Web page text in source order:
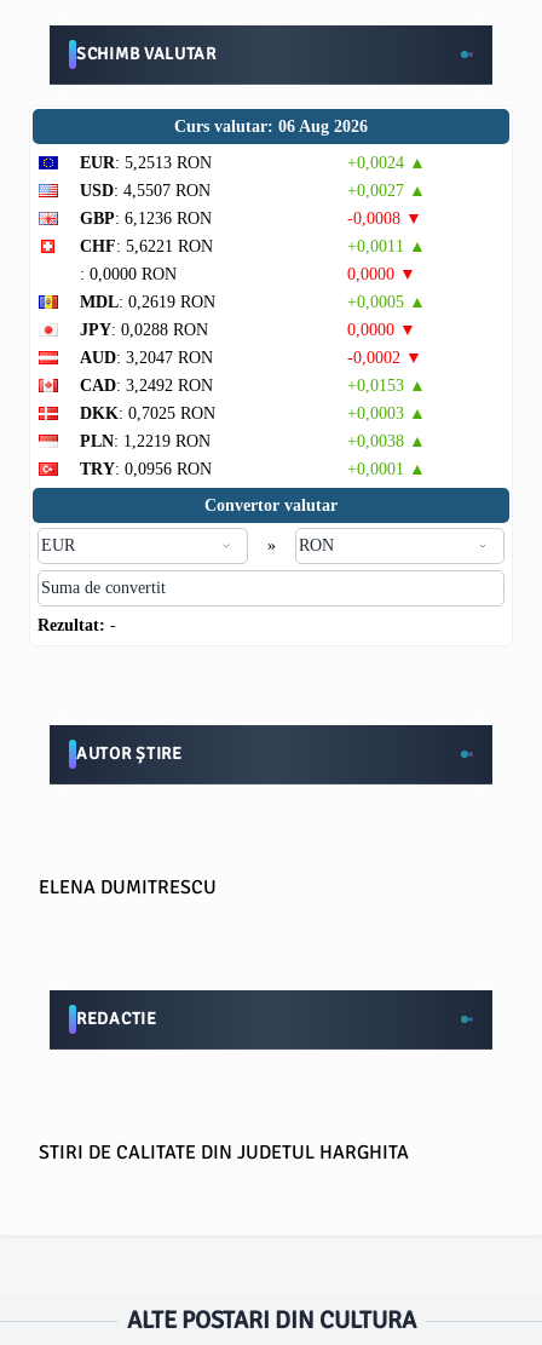
SCHIMB VALUTAR
Curs valutar: 06 Aug 2026
EUR: 5,2513 RON
+0,0024 ▲
USD: 4,5507 RON
+0,0027 ▲
GBP: 6,1236 RON
-0,0008 ▼
CHF: 5,6221 RON
+0,0011 ▲
: 0,0000 RON
0,0000 ▼
MDL: 0,2619 RON
+0,0005 ▲
JPY: 0,0288 RON
0,0000 ▼
AUD: 3,2047 RON
-0,0002 ▼
CAD: 3,2492 RON
+0,0153 ▲
DKK: 0,7025 RON
+0,0003 ▲
PLN: 1,2219 RON
+0,0038 ▲
TRY: 0,0956 RON
+0,0001 ▲
Convertor valutar
»
Rezultat: -
AUTOR ȘTIRE
ELENA DUMITRESCU
REDACTIE
STIRI DE CALITATE DIN JUDETUL HARGHITA
ALTE POSTARI DIN CULTURA